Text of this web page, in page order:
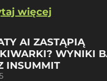
więcej
AI ZASTĄPIĄ
WYNIKI
INSUMMIT